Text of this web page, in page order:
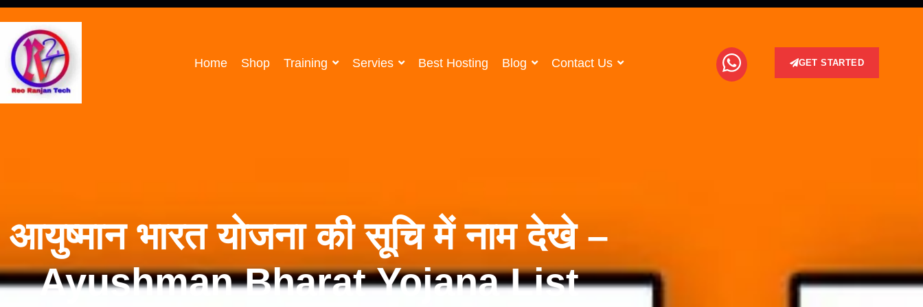
Home Shop Training Servies Best Hosting Blog Contact Us GET STARTED
आयुष्मान भारत योजना की सूचि में नाम देखे –
Ayushman Bharat Yojana List